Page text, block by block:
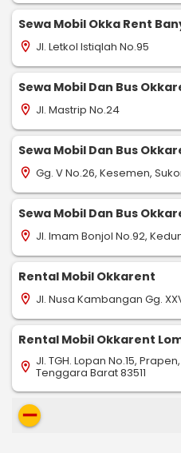
Sewa Mobil Okka Rent
location_on Jl. Letkol Istiqlah No.95
Sewa Mobil Dan Bus
location_on Jl. Mastrip No.24
Sewa Mobil Dan Bus
location_on Gg. V No.26, Kesemen,
Sewa Mobil Dan Bus
location_on Jl. Imam Bonjol No.92,
Rental Mobil Okkarent
location_on Jl. Nusa Kambangan Gg.
Rental Mobil Okkarent
location_on Jl. TGH. Lopan No.15,
Tenggara Barat 83511
remove